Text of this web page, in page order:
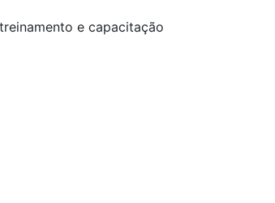
e capacitação